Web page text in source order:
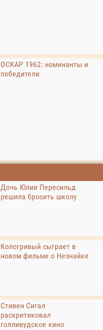
ОСКАР 1962: номинанты и
победители
Дочь Юлии Пересильд
решила бросить школу
Кологривый сыграет в
новом фильме о Незнайке
Стивен Сигал
раскритиковал
голливудское кино